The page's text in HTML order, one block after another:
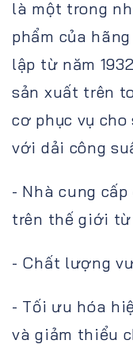
là một trong
phẩm của
lập từ năm
sản xuất trên
cơ phục vụ
với dải công
- Nhà cung
trên thế giới từ
- Chất lượng
- Tối ưu hóa
và giảm thiểu